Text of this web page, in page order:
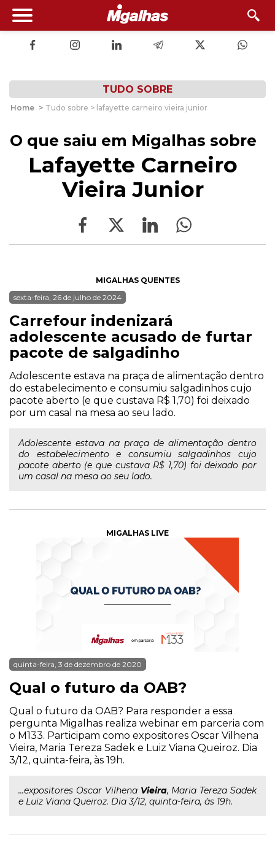
TUDO SOBRE
Home > Tudo sobre > lafayette carneiro vieira junior
O que saiu em Migalhas sobre
Lafayette Carneiro
Vieira Junior
MIGALHAS QUENTES
sexta-feira, 26 de julho de 2024
Carrefour indenizará
adolescente acusado de furtar
pacote de salgadinho
Adolescente estava na praça de alimentação dentro
do estabelecimento e consumiu salgadinhos cujo
pacote aberto (e que custava R$ 1,70) foi deixado
por um casal na mesa ao seu lado.
Adolescente estava na praça de alimentação dentro
do estabelecimento e consumiu salgadinhos cujo
pacote aberto (e que custava R$ 1,70) foi deixado por
um casal na mesa ao seu lado.
MIGALHAS LIVE
quinta-feira, 3 de dezembro de 2020
Qual o futuro da OAB?
Qual o futuro da OAB? Para responder a essa
pergunta Migalhas realiza webinar em parceria com
o M133. Participam como expositores Oscar Vilhena
Vieira, Maria Tereza Sadek e Luiz Viana Queiroz. Dia
3/12, quinta-feira, às 19h.
...expositores Oscar Vilhena Vieira, Maria Tereza Sadek
e Luiz Viana Queiroz. Dia 3/12, quinta-feira, às 19h.